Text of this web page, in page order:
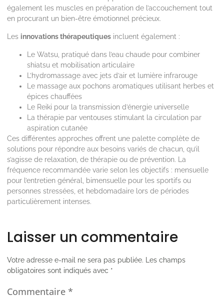
également les muscles en préparation de l’accouchement tout
en procurant un bien-être émotionnel précieux.
Les innovations thérapeutiques incluent également :
Le Watsu, pratiqué dans l’eau chaude pour combiner
shiatsu et mobilisation articulaire
L’hydromassage avec jets d’air et lumière infrarouge
Le massage aux pochons aromatiques utilisant herbes et
épices chauffées
Le Reiki pour la transmission d’énergie universelle
La thérapie par ventouses stimulant la circulation par
aspiration cutanée
Ces différentes approches offrent une palette complète de
solutions pour répondre aux besoins variés de chacun, qu’il
s’agisse de relaxation, de thérapie ou de prévention. La
fréquence recommandée varie selon les objectifs : mensuelle
pour l’entretien général, bimensuelle pour les sportifs ou
personnes stressées, et hebdomadaire lors de périodes
particulièrement intenses.
Laisser un commentaire
Votre adresse e-mail ne sera pas publiée.
Les champs
obligatoires sont indiqués avec *
Commentaire *